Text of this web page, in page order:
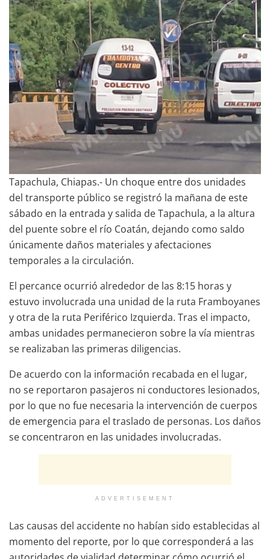
Tapachula, Chiapas.- Un choque entre dos unidades
del transporte público se registró la mañana de este
sábado en la entrada y salida de Tapachula, a la altura
del puente sobre el río Coatán, dejando como saldo
únicamente daños materiales y afectaciones
temporales a la circulación.
El percance ocurrió alrededor de las 8:15 horas y
estuvo involucrada una unidad de la ruta Framboyanes
y otra de la ruta Periférico Izquierda. Tras el impacto,
ambas unidades permanecieron sobre la vía mientras
se realizaban las primeras diligencias.
De acuerdo con la información recabada en el lugar,
no se reportaron pasajeros ni conductores lesionados,
por lo que no fue necesaria la intervención de cuerpos
de emergencia para el traslado de personas. Los daños
se concentraron en las unidades involucradas.
ADVERTISEMENT
Las causas del accidente no habían sido establecidas al
momento del reporte, por lo que corresponderá a las